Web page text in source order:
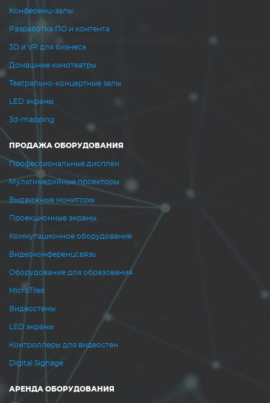
Конференц-залы
Разработка ПО и контента
3D и VR для бизнеса
Домашние кинотеатры
Театрально-концертные залы
LED экраны
3d-mapping
ПРОДАЖА ОБОРУДОВАНИЯ
Профессиональные дисплеи
Мультимедийные проекторы
Выдвижные мониторы
Проекционные экраны
Коммутационное оборудование
Видеоконференцсвязь
Оборудование для образования
MicroTiles
Видеостены
LED экраны
Контроллеры для видеостен
Digital Signage
АРЕНДА ОБОРУДОВАНИЯ